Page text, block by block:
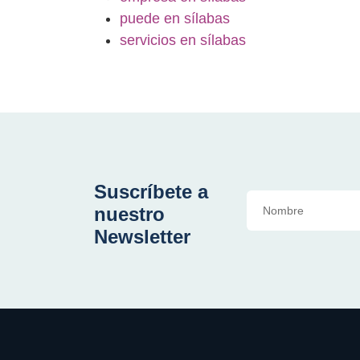
puede en sílabas
servicios en sílabas
Suscríbete a
nuestro
Newsletter